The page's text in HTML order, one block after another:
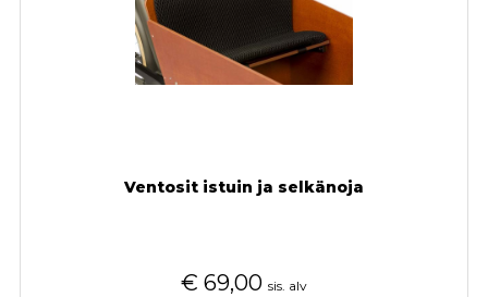
Ventosit istuin ja selkänoja
€ 69,00 sis. alv